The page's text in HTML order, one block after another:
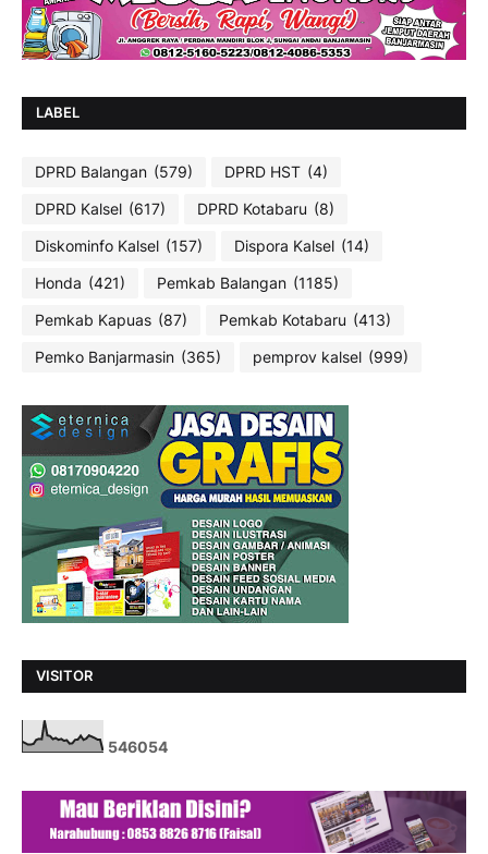
LABEL
DPRD Balangan (579) DPRD HST (4)
DPRD Kalsel (617) DPRD Kotabaru (8)
Diskominfo Kalsel (157) Dispora Kalsel (14)
Honda (421) Pemkab Balangan (1185)
Pemkab Kapuas (87) Pemkab Kotabaru (413)
Pemko Banjarmasin (365) pemprov kalsel (999)
VISITOR
546054